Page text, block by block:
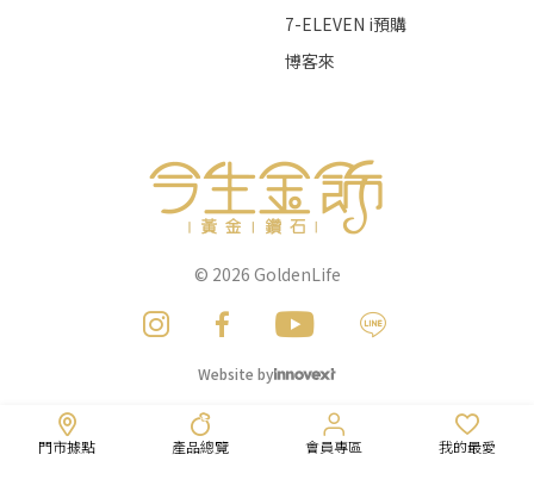
門市據點 產品總覽 會員專區 我的最愛
7-ELEVEN i預購
博客來
© 2026 GoldenLife
Website by